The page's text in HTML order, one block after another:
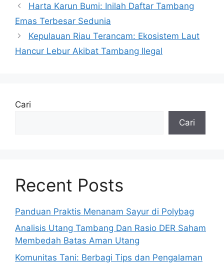
Harta Karun Bumi: Inilah Daftar Tambang
Emas Terbesar Sedunia
Kepulauan Riau Terancam: Ekosistem Laut
Hancur Lebur Akibat Tambang Ilegal
Cari
Cari
Recent Posts
Panduan Praktis Menanam Sayur di Polybag
Analisis Utang Tambang Dan Rasio DER Saham
Membedah Batas Aman Utang
Komunitas Tani: Berbagi Tips dan Pengalaman